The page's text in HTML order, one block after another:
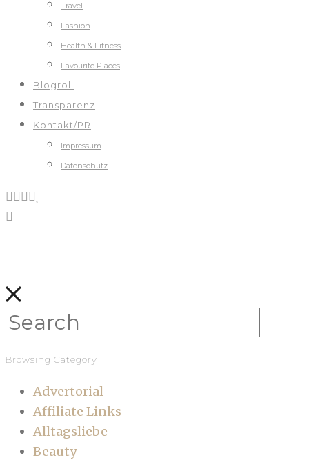
Travel
Fashion
Health & Fitness
Favourite Places
Blogroll
Transparenz
Kontakt/PR
Impressum
Datenschutz
Browsing Category
Advertorial
Affiliate Links
Alltagsliebe
Beauty